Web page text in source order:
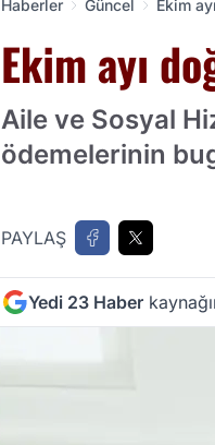
Haberler Güncel Ekim
Ekim ayı
Aile ve Sosyal
ödemelerinin
PAYLAŞ
Yedi 23 Haber